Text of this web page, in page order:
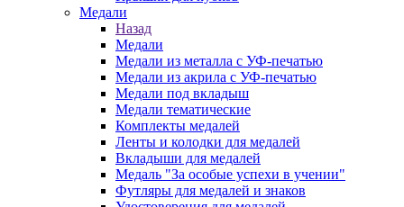
Медали
Назад
Медали
Медали из металла с УФ-печатью
Медали из акрила с УФ-печатью
Медали под вкладыш
Медали тематические
Комплекты медалей
Ленты и колодки для медалей
Вкладыши для медалей
Медаль "За особые успехи в учении"
Футляры для медалей и знаков